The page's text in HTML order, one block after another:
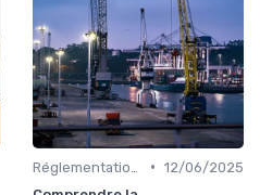
• 12/06/2025